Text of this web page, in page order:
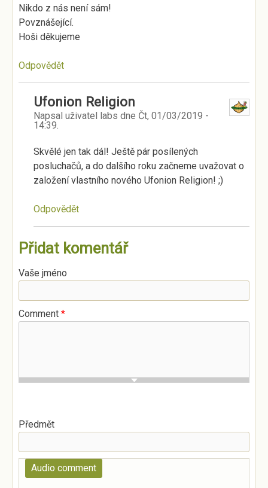
Nikdo z nás není sám!
Povznášející.
Hoši děkujeme
Odpovědět
Ufonion Religion
Napsal uživatel labs dne Čt, 01/03/2019 -
14:39.
Skvělé jen tak dál! Ještě pár posílených
posluchačů, a do dalšího roku začneme uvažovat o
založení vlastního nového Ufonion Religion! ;)
Odpovědět
Přidat komentář
Vaše jméno
Comment *
Předmět
Audio comment